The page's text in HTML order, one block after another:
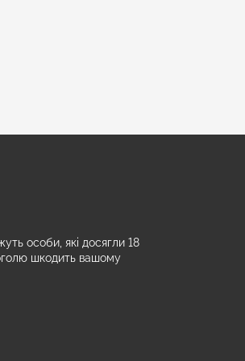
особи, які досягли 18
шкодить вашому